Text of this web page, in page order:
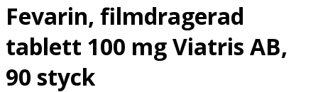
Fevarin, filmdragerad
tablett 100 mg Viatris AB,
90 styck